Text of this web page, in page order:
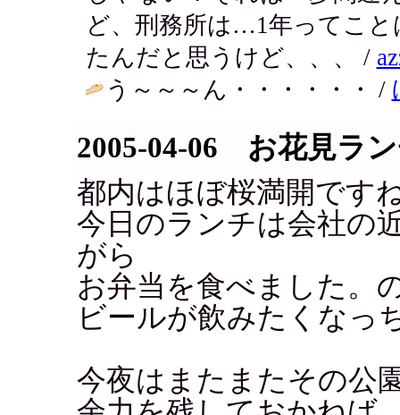
ど、刑務所は…1年ってこ
たんだと思うけど、、、 /
う～～～ん・・・・・・ /
2005-04-06 お花見ラ
都内はほぼ桜満開です
今日のランチは会社の
がら
お弁当を食べました。
ビールが飲みたくなっ
今夜はまたまたその公